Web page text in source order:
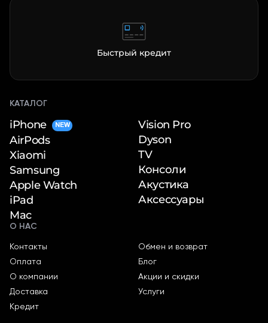
Быстрый кредит
КАТАЛОГ
iPhone NEW
AirPods
Xiaomi
Samsung
Apple Watch
iPad
Mac
Vision Pro
Dyson
TV
Консоли
Акустика
Аксессуары
О НАС
Контакты
Оплата
О компании
Доставка
Кредит
Обмен и возврат
Блог
Акции и скидки
Услуги